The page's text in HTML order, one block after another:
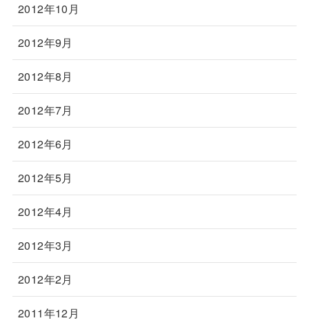
2012年10月
2012年9月
2012年8月
2012年7月
2012年6月
2012年5月
2012年4月
2012年3月
2012年2月
2011年12月